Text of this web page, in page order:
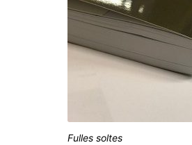
Fulles soltes